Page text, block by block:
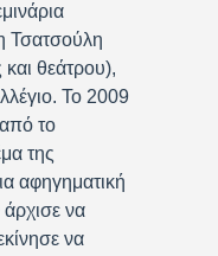
Τσατσούλη
θεάτρου),
Το 2009
το
της
αφηγηματική
άρχισε να
να